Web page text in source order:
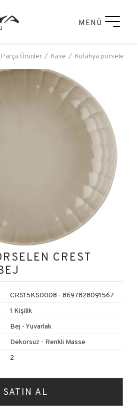
MENÜ
Ürünler Kase Kütahya porselen
CREST
CRS15KS0008 - 8697828091567
1 Kişilik
Bej - Yuvarlak
Dekorsuz - Renkli Masse
2
SATIN AL